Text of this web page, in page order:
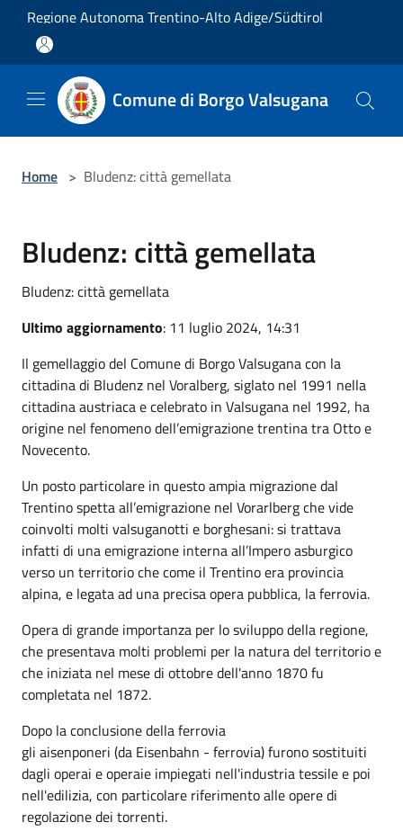
Salta al contenuto principale
Regione Autonoma Trentino-Alto Adige/Südtirol
Comune di Borgo Valsugana
Home > Bludenz: città gemellata
Bludenz: città gemellata
Bludenz: città gemellata
Ultimo aggiornamento: 11 luglio 2024, 14:31
Il gemellaggio del Comune di Borgo Valsugana con la
cittadina di Bludenz nel Voralberg, siglato nel 1991 nella
cittadina austriaca e celebrato in Valsugana nel 1992, ha
origine nel fenomeno dell’emigrazione trentina tra Otto e
Novecento.
Un posto particolare in questo ampia migrazione dal
Trentino spetta all’emigrazione nel Vorarlberg che vide
coinvolti molti valsuganotti e borghesani: si trattava
infatti di una emigrazione interna all’Impero asburgico
verso un territorio che come il Trentino era provincia
alpina, e legata ad una precisa opera pubblica, la ferrovia.
Opera di grande importanza per lo sviluppo della regione,
che presentava molti problemi per la natura del territorio e
che iniziata nel mese di ottobre dell'anno 1870 fu
completata nel 1872.
Dopo la conclusione della ferrovia
gli aisenponeri (da Eisenbahn - ferrovia) furono sostituiti
dagli operai e operaie impiegati nell'industria tessile e poi
nell'edilizia, con particolare riferimento alle opere di
regolazione dei torrenti.